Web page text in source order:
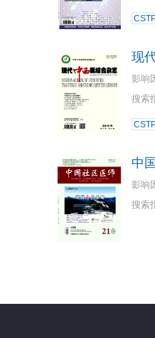
现
影响
搜索
中
影响
搜索